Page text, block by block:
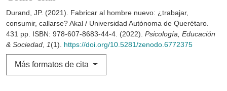
Durand, JP. (2021). Fabricar al hombre nuevo: ¿trabajar,
consumir, callarse? Akal / Universidad Autónoma de Querétaro.
431 pp. ISBN: 978-607-8683-44-4. (2022). Psicología, Educación
& Sociedad, 1(1). https://doi.org/10.5281/zenodo.6772375
Más formatos de cita